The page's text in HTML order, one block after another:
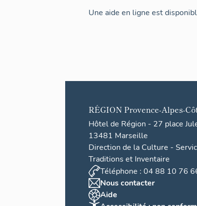
Une aide en ligne est
RÉGION Provence-Alpes-
Hôtel de Région - 27 place
13481 Marseille
Direction de la Culture -
Traditions et Inventaire
Téléphone : 04 88 10 76
Nous contacter
Aide